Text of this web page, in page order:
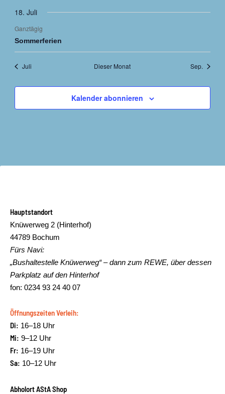
18. Juli
Ganztägig
Sommerferien
Juli Dieser Monat Sep.
Kalender abonnieren
Hauptstandort
Knüwerweg 2 (Hinterhof)
44789 Bochum
Fürs Navi:
„Bushaltestelle Knüwerweg“ – dann zum REWE, über dessen
Parkplatz auf den Hinterhof
fon: 0234 93 24 40 07
Öffnungszeiten Verleih:
Di: 16–18 Uhr
Mi: 9–12 Uhr
Fr: 16–19 Uhr
Sa: 10–12 Uhr
Abholort AStA Shop